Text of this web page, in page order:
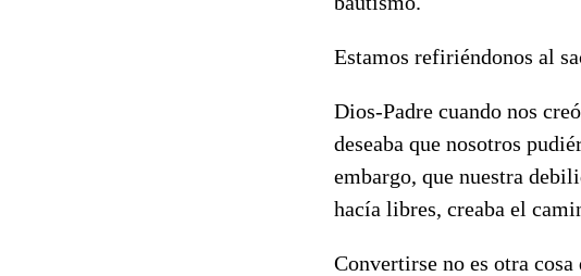
Estamos refiriéndonos al
Dios-Padre cuando nos
deseaba que nosotros
embargo, que nuestra
hacía libres, creaba el
Convertirse no es otra